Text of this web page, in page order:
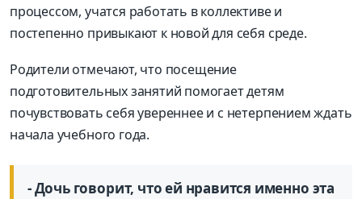
процессом, учатся работать в коллективе и
постепенно привыкают к новой для себя среде.
Родители отмечают, что посещение
подготовительных занятий помогает детям
почувствовать себя увереннее и с нетерпением ждать
начала учебного года.
- Дочь говорит, что ей нравится именно эта